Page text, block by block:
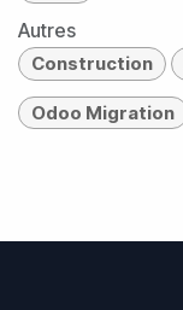
Autres
Construction
Odoo Migration